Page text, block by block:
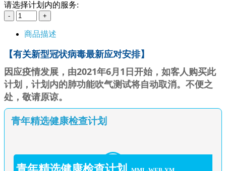
请选择计划内的服务:
商品描述
【有关新型冠状病毒最新应对安排】
因应疫情发展，由2021年6月1日开始，如客人购买此
计划，计划内的肺功能吹气测试将自动取消。不便之
处，敬请原谅。
青年精选健康检查计划